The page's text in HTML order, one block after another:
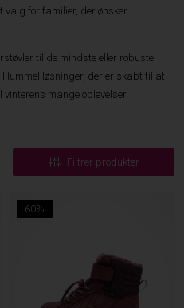
valg for familier, der ønsker
til de mindste eller robuste
løsninger, der er skabt til at
mange oplevelser.
Filtrer produkter
60%